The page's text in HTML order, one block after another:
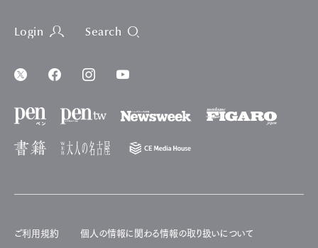
Login Search
ご利用規約 個人の情報に関わる情報の取り扱いについて